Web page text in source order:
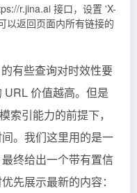
r.jina.ai 接口，设置 'X-
以返回页面内所有链接的
有些查询对时效性要
URL 价值越高。但是
索引能力的前提下，
。我们这里用的是一
终给出一个带有置信
先展示最新的内容：